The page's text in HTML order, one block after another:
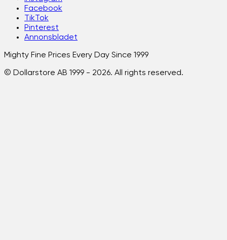
Facebook
TikTok
Pinterest
Annonsbladet
Mighty Fine Prices Every Day Since 1999
© Dollarstore AB 1999 - 2026. All rights reserved.